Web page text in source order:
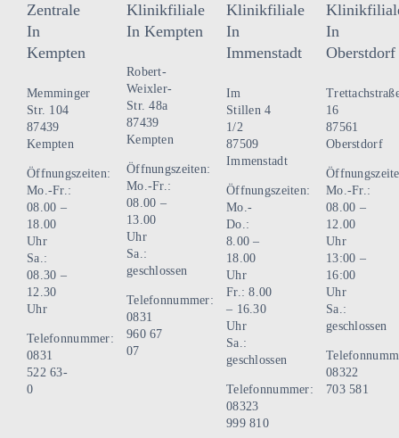
auf
Produktseite
gewählt
auf
der
Produktseite
gewählt
werden
Zentrale
In
Kempten
Memminger
Str. 104
87439
Kempten
Öffnungszeiten:
Mo.-Fr.:
08.00 –
18.00
Uhr
Sa.:
08.30 –
12.30
Uhr
Telefonnummer:
0831
522 63-
0
Klinikfiliale
In Kempten
Robert-
Weixler-
Str. 48a
87439
Kempten
Öffnungszeiten:
Mo.-Fr.:
08.00 –
13.00
Uhr
Sa.:
geschlossen
Telefonnummer:
0831
960 67
07
Klinikfiliale
In
Immenstadt
Im
Stillen 4
1/2
87509
Immenstadt
Öffnungszeiten:
Mo.-
Do.:
8.00 –
18.00
Uhr
Fr.: 8.00
– 16.30
Uhr
Sa.:
geschlossen
Telefonnummer:
08323
999 810
In
Oberstdorf
16
87561
Oberstdorf
Mo.-Fr.:
08.00 –
12.00
Uhr
13:00 –
16:00
Uhr
Sa.:
geschlossen
08322
703 581